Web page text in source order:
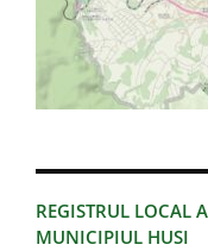
REGISTRUL LOCAL
MUNICIPIUL HUSI